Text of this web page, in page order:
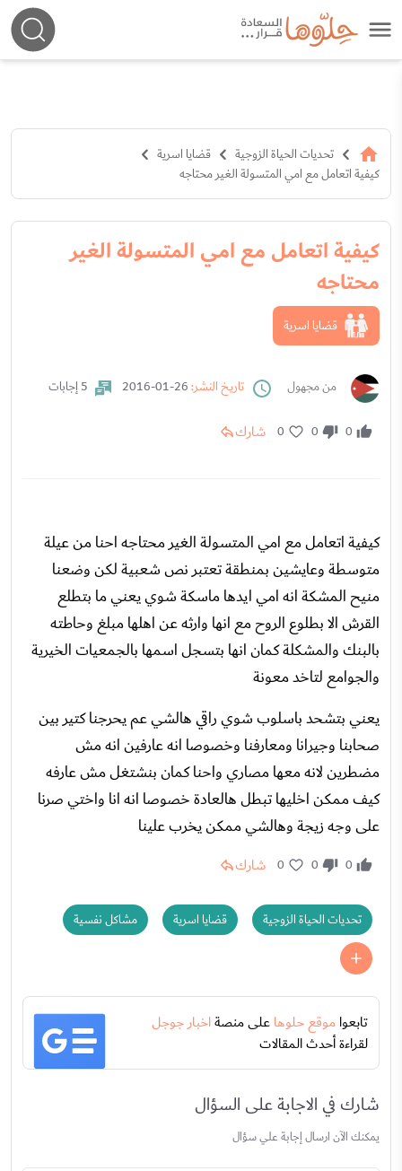
تحديات الحياة الزوجية
قضايا اسرية
كيفية اتعامل مع امي المتسولة الغير محتاجه
كيفية اتعامل مع امي المتسولة الغير
محتاجه
قضايا اسرية
من مجهول تاريخ النشر: 5 إجابات
0
0
0 شارك
كيفية اتعامل مع امي المتسولة الغير محتاجه احنا من عيلة
متوسطة وعايشين بمنطقة تعتبر نص شعبية لكن وضعنا
منيح المشكة انه امي ايدها ماسكة شوي يعني ما بتطلع
القرش الا بطلوع الروح مع انها وارثه عن اهلها مبلغ وحاطته
بالبنك والمشكلة كمان انها بتسجل اسمها بالجمعيات الخيرية
والجوامع لتاخد معونة
يعني بتشحد باسلوب شوي راقي هالشي عم يحرجنا كتير بين
صحابنا وجيرانا ومعارفنا وخصوصا انه عارفين انه مش
مضطرين لانه معها مصاري واحنا كمان بنشتغل مش عارفه
كيف ممكن اخليها تبطل هالعادة خصوصا انه انا واختي صرنا
على وجه زيجة وهالشي ممكن يخرب علينا
0
0
0 شارك
تحديات الحياة الزوجية قضايا اسرية مشاكل نفسية
تابعواموقع حلوهاعلى منصةاخبار جوجل
لقراءة أحدث المقالات
شارك في الاجابة على السؤال
يمكنك الآن ارسال إجابة علي سؤال